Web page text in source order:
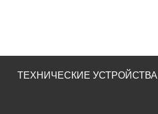
ТЕХНИЧЕСКИЕ УСТРОЙСТВА